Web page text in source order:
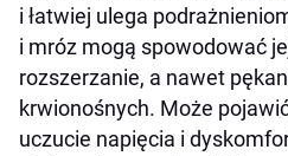
i łatwiej ulega
i mróz mogą spowodować
rozszerzanie, a nawet
krwionośnych. Może
uczucie napięcia i